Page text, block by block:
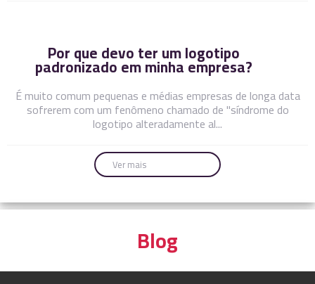
Por que devo ter um logotipo
padronizado em minha empresa?
É muito comum pequenas e médias empresas de longa data
sofrerem com um fenômeno chamado de "síndrome do
logotipo alteradamente al...
Ver mais
Blog